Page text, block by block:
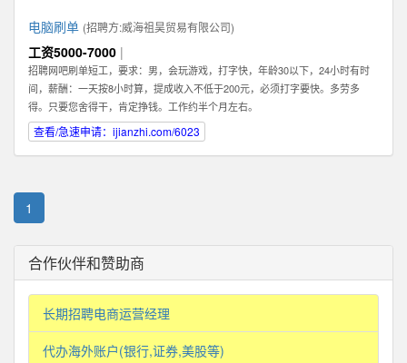
电脑刷单 (招聘方:威海祖昊贸易有限公司)
工资5000-7000 |
招聘网吧刷单短工，要求：男，会玩游戏，打字快，年龄30以下，24小时有时
间，薪酬：一天按8小时算，提成收入不低于200元，必须打字要快。多劳多
得。只要您舍得干，肯定挣钱。工作约半个月左右。
查看/急速申请：ijianzhi.com/6023
1
合作伙伴和赞助商
长期招聘电商运营经理
代办海外账户(银行,证券,美股等)